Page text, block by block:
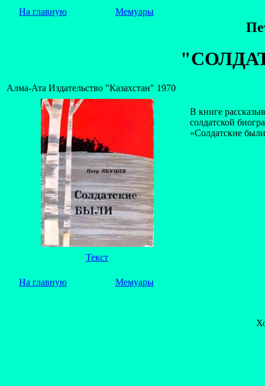
На главную Мемуары
Алма-Ата Издательство "Казахстан" 1970
В книге
солдатской
«Солдатские
Текст
На главную Мемуары